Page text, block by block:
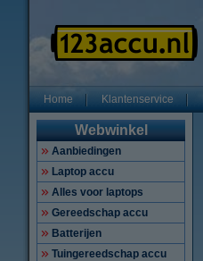
Home Klantenservice
Webwinkel
Aanbiedingen
Laptop accu
Alles voor laptops
Gereedschap accu
Batterijen
Tuingereedschap accu